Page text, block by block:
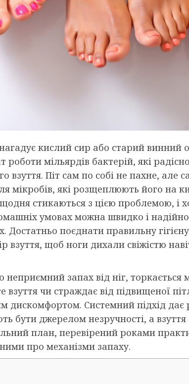
кислий сир або старий винний
роботи мільярдів бактерій, які
взуття. Піт сам по собі не пахне, але
мікробів, які розщеплюють його на
стикаються з цією проблемою, і
умовах можна швидко і
Достатньо поєднати правильну
взуття, щоб ноги дихали свіжістю
неприємний запах від ніг, торкається
взуття чи страждає від підвищеної
дискомфортом. Системний підхід дає
бути джерелом незручності, а взуття
план, перевірений роками
про механізми запаху.